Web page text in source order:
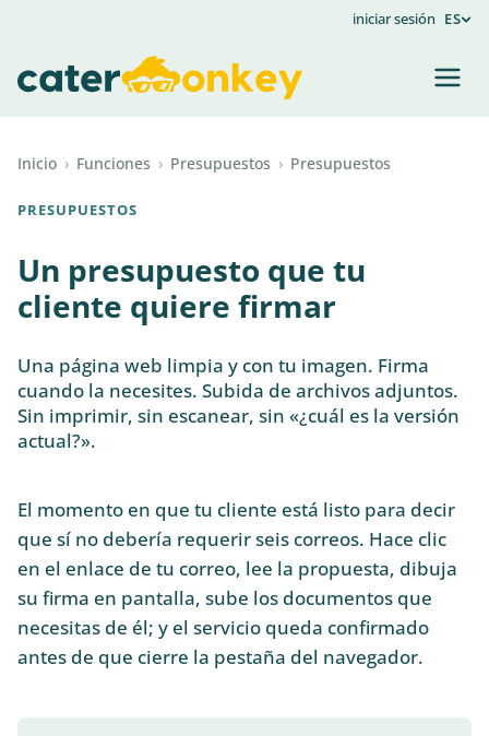
iniciar sesión ES
Inicio › Funciones › Presupuestos › Presupuestos
PRESUPUESTOS
Un presupuesto que tu
cliente quiere firmar
Una página web limpia y con tu imagen. Firma
cuando la necesites. Subida de archivos adjuntos.
Sin imprimir, sin escanear, sin «¿cuál es la versión
actual?».
El momento en que tu cliente está listo para decir
que sí no debería requerir seis correos. Hace clic
en el enlace de tu correo, lee la propuesta, dibuja
su firma en pantalla, sube los documentos que
necesitas de él; y el servicio queda confirmado
antes de que cierre la pestaña del navegador.